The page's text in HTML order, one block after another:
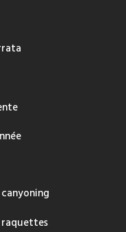
raquettes